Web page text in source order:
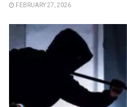
FEBRUARY 27, 2026